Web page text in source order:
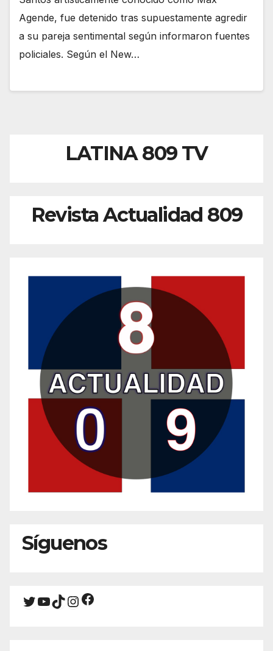
Agende, fue detenido tras supuestamente agredir
a su pareja sentimental según informaron fuentes
policiales. Según el New…
LATINA 809 TV
Revista Actualidad 809
Síguenos
Twitter
YouTube
TikTok
Instagram
Facebook